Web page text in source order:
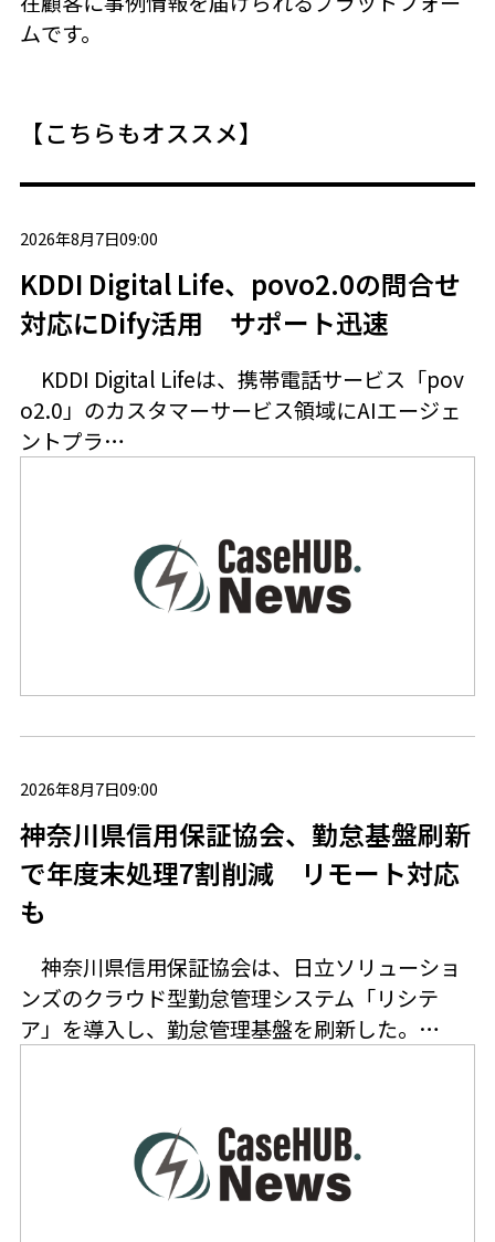
ムです。
【こちらもオススメ】
2026年8月7日09:00
KDDI Digital Life、povo2.0の問合せ
対応にDify活用 サポート迅速
KDDI Digital Lifeは、携帯電話サービス「pov
o2.0」のカスタマーサービス領域にAIエージェ
ントプラ…
2026年8月7日09:00
神奈川県信用保証協会、勤怠基盤刷新
で年度末処理7割削減 リモート対応
も
神奈川県信用保証協会は、日立ソリューショ
ンズのクラウド型勤怠管理システム「リシテ
ア」を導入し、勤怠管理基盤を刷新した。…